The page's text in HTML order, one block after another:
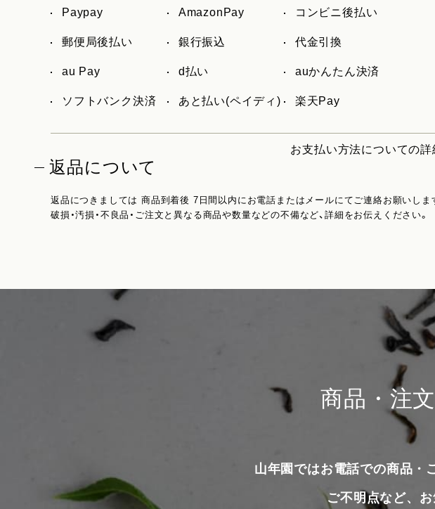
Paypay AmazonPay コンビニ後払い
郵便局後払い 銀行振込 代金引換
au Pay d払い auかんたん決済
ソフトバンク決済 あと払い(ペイディ) 楽天Pay
お支払い方法についての詳
返品について
返品につきましては 商品到着後 7日間以内にお電話またはメールにてご連絡お願いしま
破損・汚損・不良品・ご注文と異なる商品や数量などの不備など、詳細をお伝えください。
商品・注
山年園ではお電話での商品・
ご不明点など、お